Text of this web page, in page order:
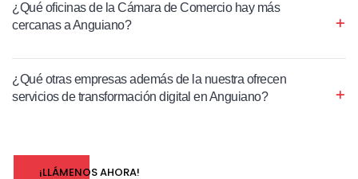
¿Qué oficinas de la Cámara de Comercio hay más
cercanas a Anguiano?
¿Qué otras empresas además de la nuestra ofrecen
servicios de transformación digital en Anguiano?
¡LLÁMENOS AHORA!